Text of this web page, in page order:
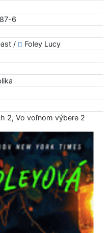
6
/
Foley Lucy
2, Vo voľnom výbere 2